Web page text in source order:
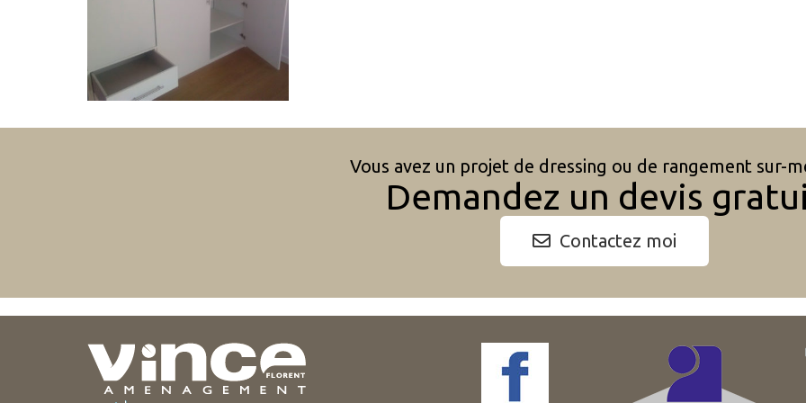
Vous avez un projet de dressing ou de rangement sur-
Demandez un devis
Contactez moi